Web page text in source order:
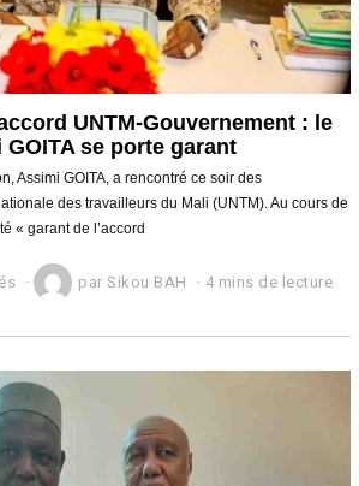
UNTM-Gouvernement : le
se porte garant
Assimi GOITA, a rencontré ce soir des
des travailleurs du Mali (UNTM). Au cours de
« garant de l’accord
parSikou BAH 4 mins de lecture